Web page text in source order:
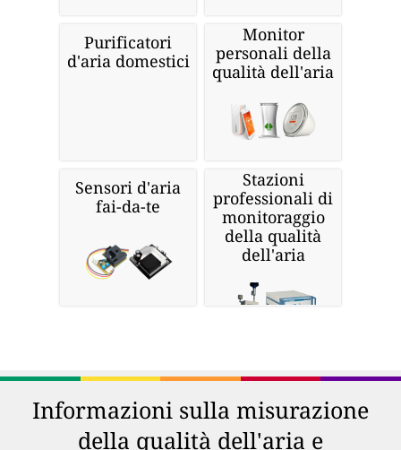
Purificatori
d'aria domestici
Monitor
personali della
qualità dell'aria
Sensori d'aria
fai-da-te
Stazioni
professionali di
monitoraggio
della qualità
dell'aria
Informazioni sulla misurazione
della qualità dell'aria e